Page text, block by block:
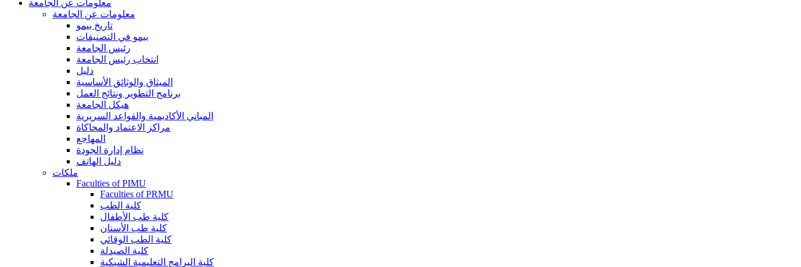
معلومات عن الجامعة
معلومات عن الجامعة
تاريخ بيمو
بيمو في التصنيفات
رئيس الجامعة
انتخاب رئيس الجامعة
دليل
الميثاق والوثائق الأساسية
برنامج التطوير ونتائج العمل
هيكل الجامعة
المباني الأكاديمية والقواعد السريرية
مراكز الاعتماد والمحاكاة
المهاجع
نظام إدارة الجودة
دليل الهاتف
ملكات
Faculties of PIMU
Faculties of PRMU
كلية الطب
كلية طب الأطفال
كلية طب الأسنان
كلية الطب الوقائي
كلية الصيدلة
كلية البرامج التعليمية الشبكية